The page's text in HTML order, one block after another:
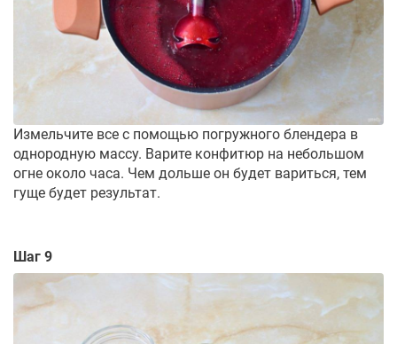
Измельчите все с помощью погружного блендера в
однородную массу. Варите конфитюр на небольшом
огне около часа. Чем дольше он будет вариться, тем
гуще будет результат.
Шаг 9